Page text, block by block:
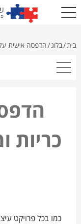
בית/בלוג/הדפסה אישית על
כריות
כמו בכל פרויקט